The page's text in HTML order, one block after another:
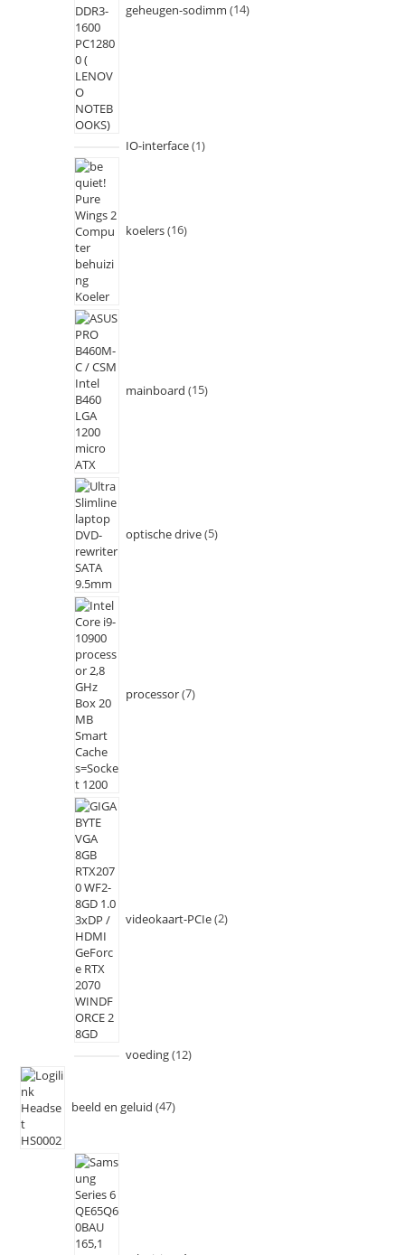
geheugen-sodimm 14
IO-interface 1
koelers 16
mainboard 15
optische drive 5
processor 7
videokaart-PCIe 2
voeding 12
beeld en geluid 47